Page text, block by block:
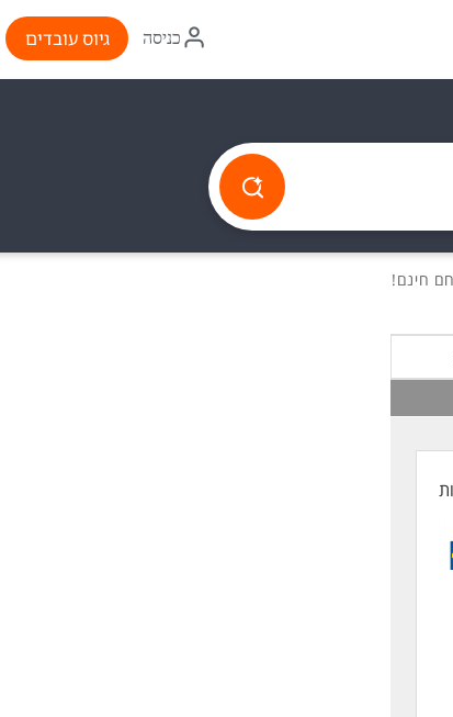
איקון
התחברות
כניסה גיוס עובדים